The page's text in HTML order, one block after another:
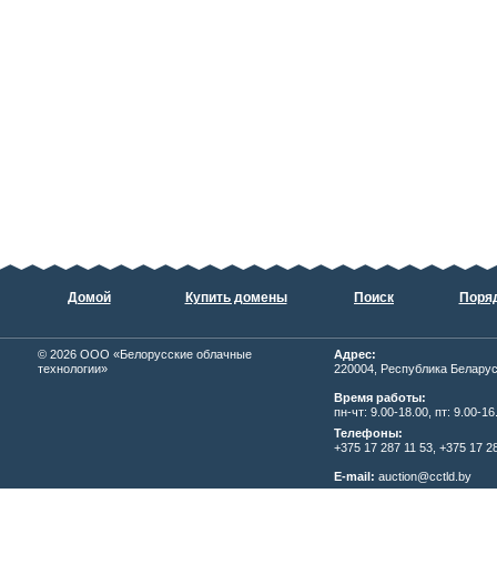
Домой Купить домены Поиск
© 2026 ОOО «Белорусские облачные
технологии»
Адрес:
220004, Республика
Время работы:
пн-чт: 9.00-18.00, пт: 9.00-
Телефоны:
+375 17 287 11 53, +375 17
E-mail: auction@cctld.by